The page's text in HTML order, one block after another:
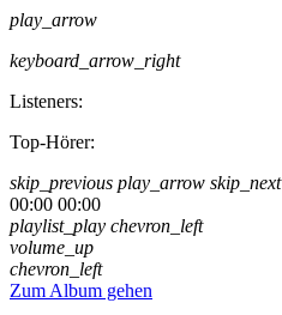
play_arrow
keyboard_arrow_right
Listeners:
Top-Hörer:
skip_previous play_arrow skip_next
00:00 00:00
playlist_play chevron_left
volume_up
chevron_left
Zum Album gehen